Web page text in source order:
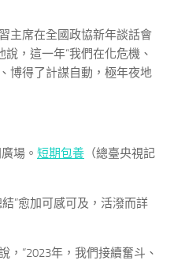
主席在全國政協新年談話會
說，這一年“我們在化危機、
博得了計謀自動，極年夜地
場。 短期包養 （總臺央視記
”愈加可感可及，活潑而詳
，“2023年，我們接續奮斗、